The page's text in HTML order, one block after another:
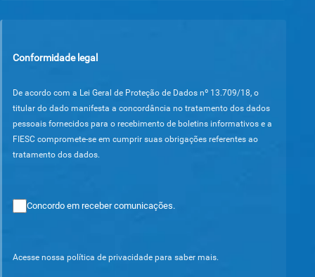
Conformidade legal
De acordo com a Lei Geral de Proteção de Dados nº 13.709/18, o
titular do dado manifesta a concordância no tratamento dos dados
pessoais fornecidos para o recebimento de boletins informativos e a
FIESC compromete-se em cumprir suas obrigações referentes ao
tratamento dos dados.
Concordo em receber comunicações.
Acesse nossa política de privacidade para saber mais.